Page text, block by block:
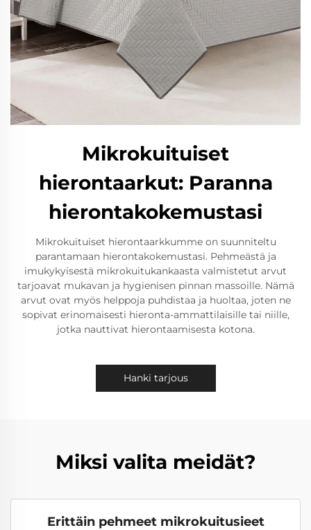
Mikrokuituiset
hierontaarkut: Paranna
hierontakokemustasi
Mikrokuituiset hierontaarkkumme on suunniteltu
parantamaan hierontakokemustasi. Pehmeästä ja
imukykyisestä mikrokuitukankaasta valmistetut arvut
tarjoavat mukavan ja hygienisen pinnan massoille. Nämä
arvut ovat myös helppoja puhdistaa ja huoltaa, joten ne
sopivat erinomaisesti hieronta-ammattilaisille tai niille,
jotka nauttivat hierontaamisesta kotona.
Hanki tarjous
Miksi valita meidät?
Erittäin pehmeet mikrokuitusieet